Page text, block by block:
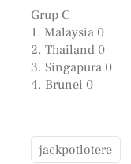
Grup C
1. Malaysia 0
2. Thailand 0
3. Singapura 0
4. Brunei 0
jackpotlotere